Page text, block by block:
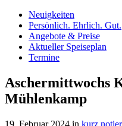
Neuigkeiten
Persönlich. Ehrlich. Gut.
Angebote & Preise
Aktueller Speiseplan
Termine
Aschermittwochs
Mühlenkamp
19. Februar 2024 in kurz